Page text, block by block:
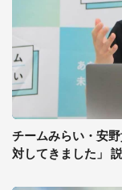
チームみらい・安
対してきました」